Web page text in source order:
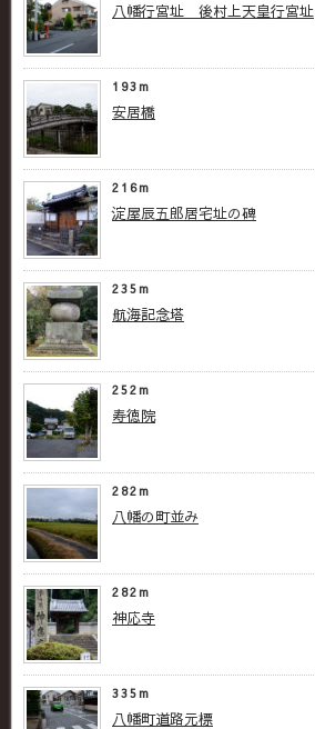
八幡行宮址 後村上天皇行宮址
193m
安居橋
216m
淀屋辰五郎居宅址の碑
235m
航海記念塔
252m
寿徳院
282m
八幡の町並み
282m
神応寺
335m
八幡町道路元標